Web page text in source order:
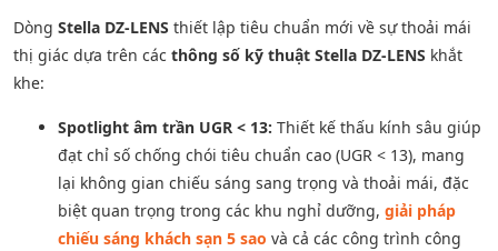
Dòng Stella DZ-LENS thiết lập tiêu chuẩn mới về sự thoải mái
thị giác dựa trên các thông số kỹ thuật Stella DZ-LENS khắt
khe:
Spotlight âm trần UGR < 13: Thiết kế thấu kính sâu giúp
đạt chỉ số chống chói tiêu chuẩn cao (UGR < 13), mang
lại không gian chiếu sáng sang trọng và thoải mái, đặc
biệt quan trọng trong các khu nghỉ dưỡng, giải pháp
chiếu sáng khách sạn 5 sao và cả các công trình công